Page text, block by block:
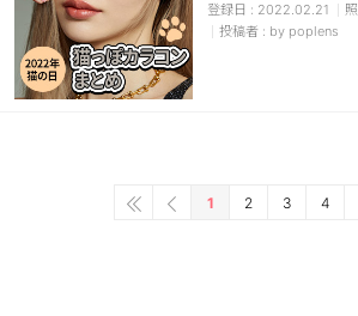
2022.02.21
by poplens
1 2 3 4